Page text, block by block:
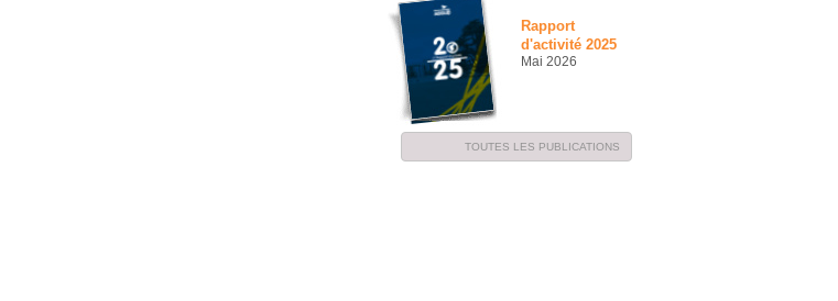
Rapport
d'activité 2025
Mai 2026
TOUTES LES PUBLICATIONS